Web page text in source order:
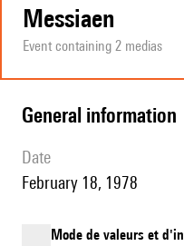
Messiaen
Event containing 2 medias
general information
date
February 18, 1978
Mode de valeurs et